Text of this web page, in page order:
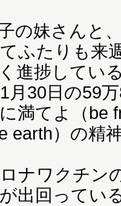
の妹さんと
ふたりも来
進捗してい
月30日の59
満てよ（be
earth）の精
ナワクチン
出回ってい